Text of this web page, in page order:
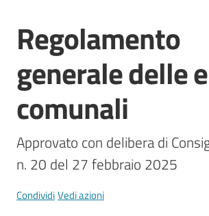
Menu selezionato
Servizi
Vivere
Mirandola
Menu selezionato
Salta al contenuto
Regolamento
generale delle
comunali
Approvato con delibera di
n. 20 del 27 febbraio 2025
CondividiVedi azioni